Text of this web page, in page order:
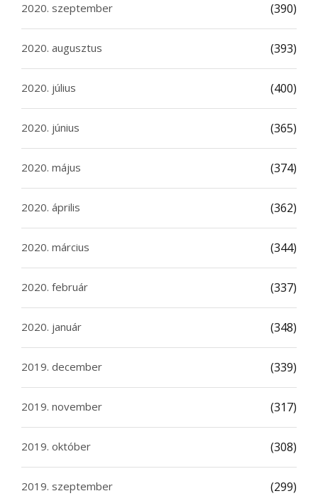
2020. szeptember (390)
2020. augusztus (393)
2020. július (400)
2020. június (365)
2020. május (374)
2020. április (362)
2020. március (344)
2020. február (337)
2020. január (348)
2019. december (339)
2019. november (317)
2019. október (308)
2019. szeptember (299)